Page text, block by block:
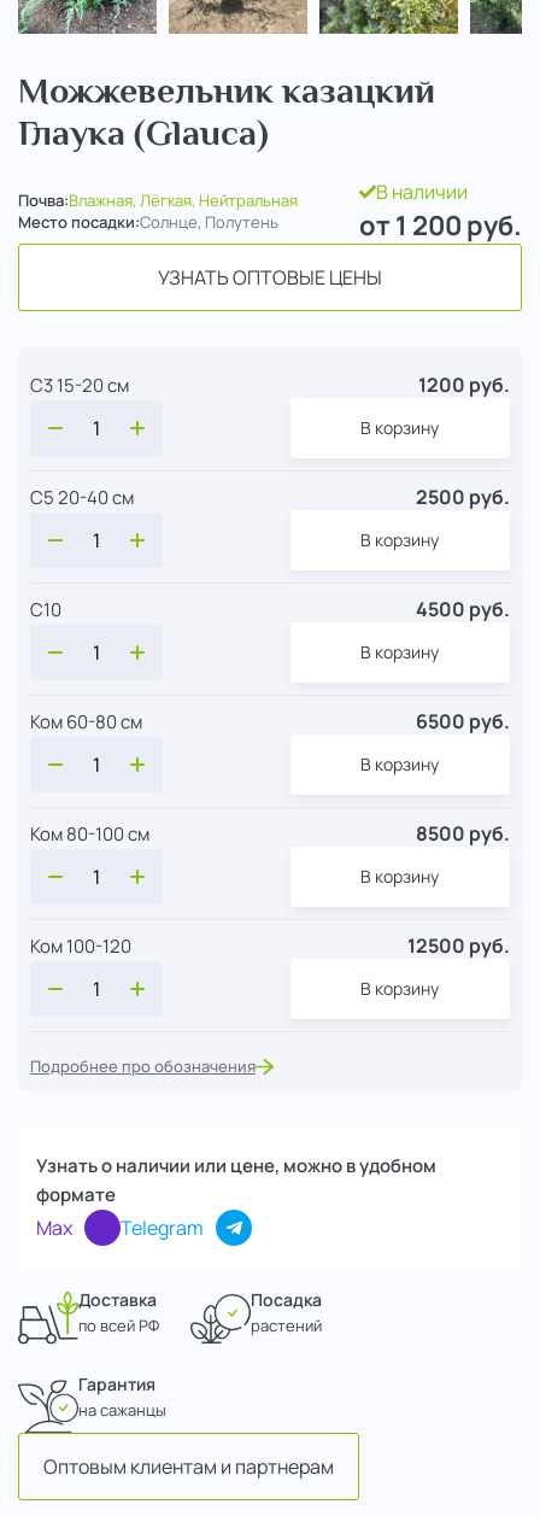
Можжевельник казацкий
Глаука (Glauca)
Почва:Влажная, Лёгкая, Нейтральная
Место посадки:Солнце, Полутень
В наличии
от 1 200 руб.
УЗНАТЬ ОПТОВЫЕ ЦЕНЫ
С3 15-20 см 1200 руб.
В корзину
С5 20-40 см 2500 руб.
В корзину
С10 4500 руб.
В корзину
Ком 60-80 см 6500 руб.
В корзину
Ком 80-100 см 8500 руб.
В корзину
Ком 100-120 12500 руб.
В корзину
Подробнее про обозначения
Узнать о наличии или цене, можно в удобном
формате
Max Telegram
Доставка
по всей РФ
Посадка
растений
Гарантия
на сажанцы
Оптовым клиентам и партнерам